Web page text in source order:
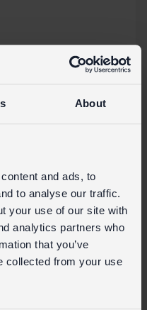
About
and ads, to
to analyse our traffic.
your use of our site with
analytics partners who
that you’ve
collected from your use
aus